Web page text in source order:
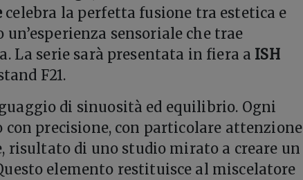
celebra la perfetta fusione tra estetica e
sensoriale che trae
La serie sarà presentata in fiera a ISH
F21.
di sinuosità ed equilibrio. Ogni
precisione, con particolare attenzione
risultato di uno studio mirato a creare un
elemento restituisce al miscelatore